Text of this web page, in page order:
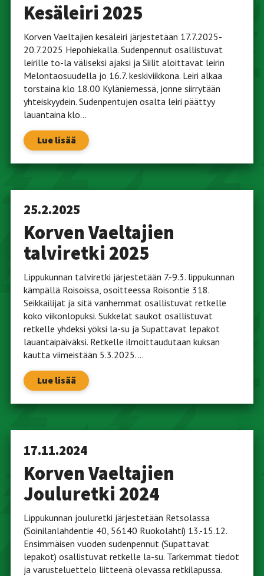
Kesäleiri 2025
Korven Vaeltajien kesäleiri järjestetään 17.7.2025-
20.7.2025 Hepohiekalla. Sudenpennut osallistuvat
leirille to-la väliseksi ajaksi ja Siilit aloittavat leirin
Melontaosuudella jo 16.7. keskiviikkona. Leiri alkaa
torstaina klo 18.00 Kyläniemessä, jonne siirrytään
yhteiskyydein. Sudenpentujen osalta leiri päättyy
lauantaina klo...
Lue lisää
25.2.2025
Korven Vaeltajien
talviretki 2025
Lippukunnan talviretki järjestetään 7.-9.3. lippukunnan
kämpällä Roisoissa, osoitteessa Roisontie 318.
Seikkailijat ja sitä vanhemmat osallistuvat retkelle
koko viikonlopuksi. Sukkelat saukot osallistuvat
retkelle yhdeksi yöksi la-su ja Supattavat lepakot
lauantaipäiväksi. Retkelle ilmoittaudutaan kuksan
kautta viimeistään 5.3.2025....
Lue lisää
17.11.2024
Korven Vaeltajien
Jouluretki 2024
Lippukunnan jouluretki järjestetään Retsolassa
(Soinilanlahdentie 40, 56140 Ruokolahti) 13.-15.12.
Ensimmäisen vuoden sudenpennut (Supattavat
lepakot) osallistuvat retkelle la-su. Tarkemmat tiedot
ja varusteluettelo liitteenä olevassa retkilapussa.